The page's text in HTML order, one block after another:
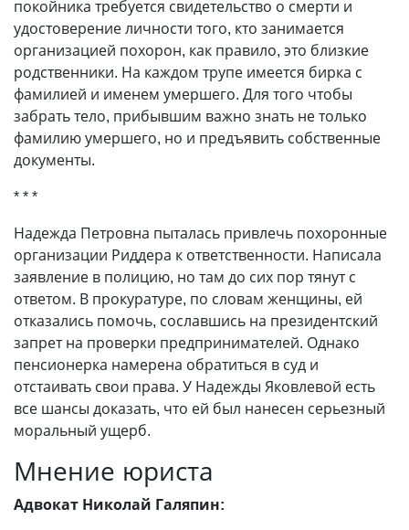
покойника требуется свидетельство о смерти и
удостоверение личности того, кто занимается
организацией похорон, как правило, это близкие
родственники. На каждом трупе имеется бирка с
фамилией и именем умершего. Для того чтобы
забрать тело, прибывшим важно знать не только
фамилию умершего, но и предъявить собственные
документы.
* * *
Надежда Петровна пыталась привлечь похоронные
организации Риддера к ответственности. Написала
заявление в полицию, но там до сих пор тянут с
ответом. В прокуратуре, по словам женщины, ей
отказались помочь, сославшись на президентский
запрет на проверки предпринимателей. Однако
пенсионерка намерена обратиться в суд и
отстаивать свои права. У Надежды Яковлевой есть
все шансы доказать, что ей был нанесен серьезный
моральный ущерб.
Мнение юриста
Адвокат Николай Галяпин: